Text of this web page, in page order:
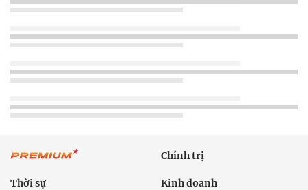
Chính trị
Thời sự Kinh doanh